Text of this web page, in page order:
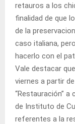
retauros a los
finalidad de que
de la
caso italiana,
hacerlo con el
Vale destacar
viernes a partir
“Restauración” a
de Instituto de
referentes a la